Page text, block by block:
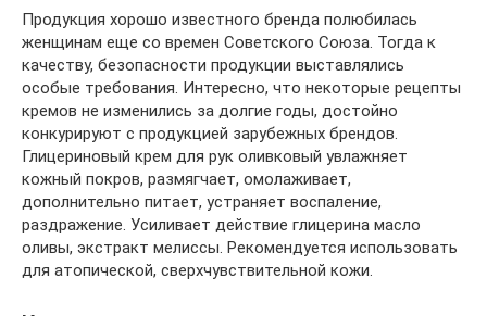
Продукция хорошо известного бренда полюбилась
женщинам еще со времен Советского Союза. Тогда к
качеству, безопасности продукции выставлялись
особые требования. Интересно, что некоторые рецепты
кремов не изменились за долгие годы, достойно
конкурируют с продукцией зарубежных брендов.
Глицериновый крем для рук оливковый увлажняет
кожный покров, размягчает, омолаживает,
дополнительно питает, устраняет воспаление,
раздражение. Усиливает действие глицерина масло
оливы, экстракт мелиссы. Рекомендуется использовать
для атопической, сверхчувствительной кожи.